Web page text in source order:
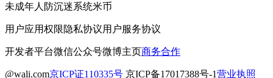
未成年人防沉迷系统米币
用户应用权限隐私协议用户服务协议
开发者平台微信公众号微博主页商务合作
@wali.com京ICP证110335号 京ICP备17017388号-1营业执照